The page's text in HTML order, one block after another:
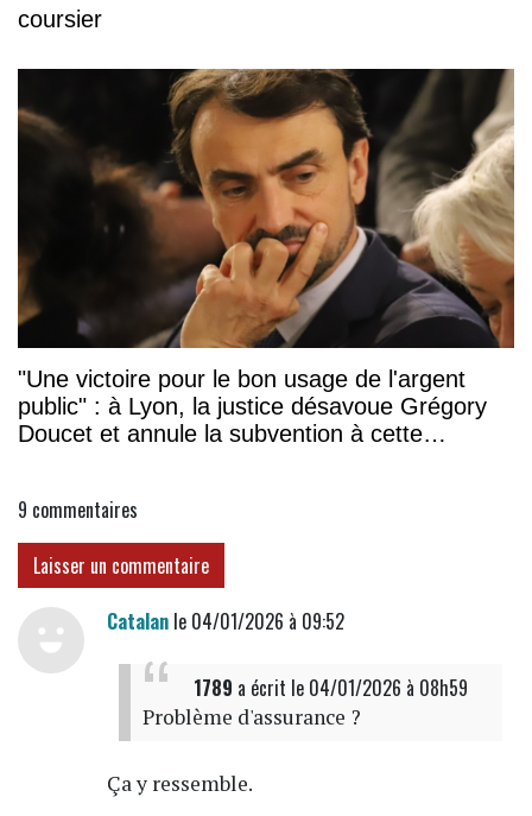
coursier
"Une victoire pour le bon usage de l'argent
public" : à Lyon, la justice désavoue Grégory
Doucet et annule la subvention à cette
9 commentaires
Laisser un commentaire
Catalanle 04/01/2026 à 09:52
1789 a écrit le 04/01/2026 à 08h59
Problème d'assurance ?
Ça y ressemble.